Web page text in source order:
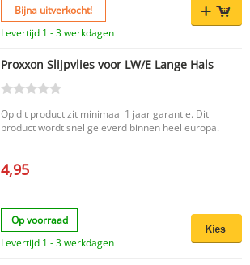
Bijna uitverkocht!
Levertijd 1 - 3 werkdagen
Proxxon Slijpvlies voor LW/E Lange Hals
Op dit product zit minimaal 1 jaar garantie. Dit
product wordt snel geleverd binnen heel europa.
4,95
Op voorraad
Levertijd 1 - 3 werkdagen